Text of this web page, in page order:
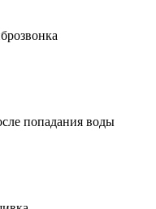
попадания воды